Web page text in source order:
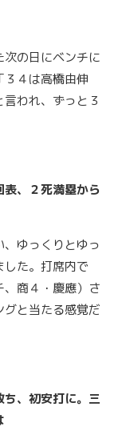
の日にベンチに
４は高橋由伸
われ、ずっと３
、２死満塁から
ゆっくりとゆっ
した。打席内で
商４・慶應）さ
と当たる感覚だ
、初安打に。三